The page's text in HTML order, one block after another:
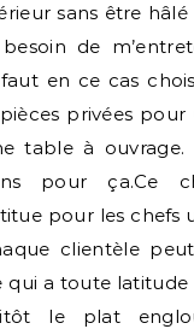
sans être
de
en ce cas
privées
table à ouvrage.
pour ça.Ce
pour les chefs
clientèle
qui a toute latitude
le plat